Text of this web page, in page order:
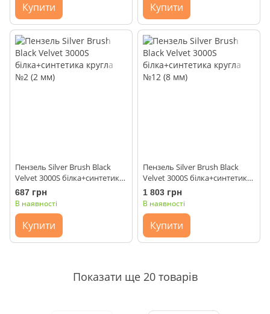
Купити Купити
Пензель Silver Brush Black
Velvet 3000S білка+синтетика
кругла №2 (2 мм)
687 грн
В наявності
Купити
Пензель Silver Brush Black
Velvet 3000S білка+синтетика
кругла №12 (8 мм)
1 803 грн
В наявності
Купити
Показати ще 20 товарів